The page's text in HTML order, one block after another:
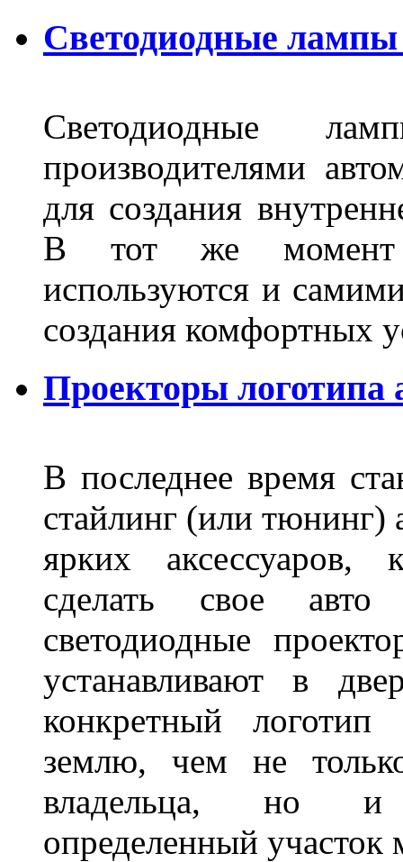
Светодиодные
Светодиодные
производителями
для создания
В тот же момент
используются и
создания комфортных
Проекторы логотипа
В последнее время
стайлинг (или тюнинг)
ярких аксессуаров,
сделать свое
светодиодные
устанавливают в
конкретный логотип
землю, чем не
владельца, но и
определенный участок